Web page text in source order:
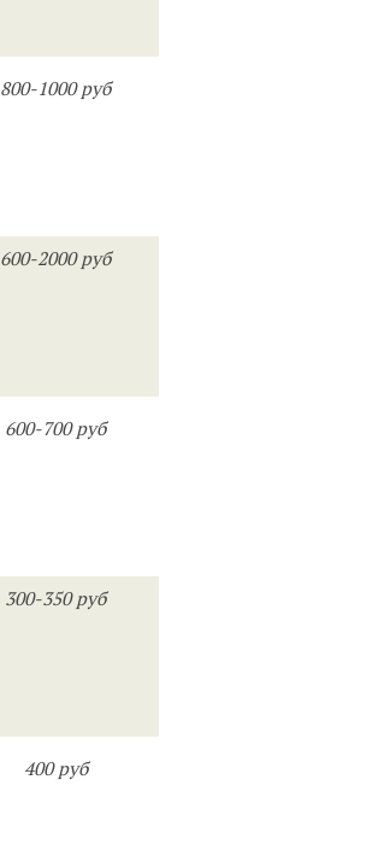
800-1000 руб
600-2000 руб
600-700 руб
300-350 руб
400 руб